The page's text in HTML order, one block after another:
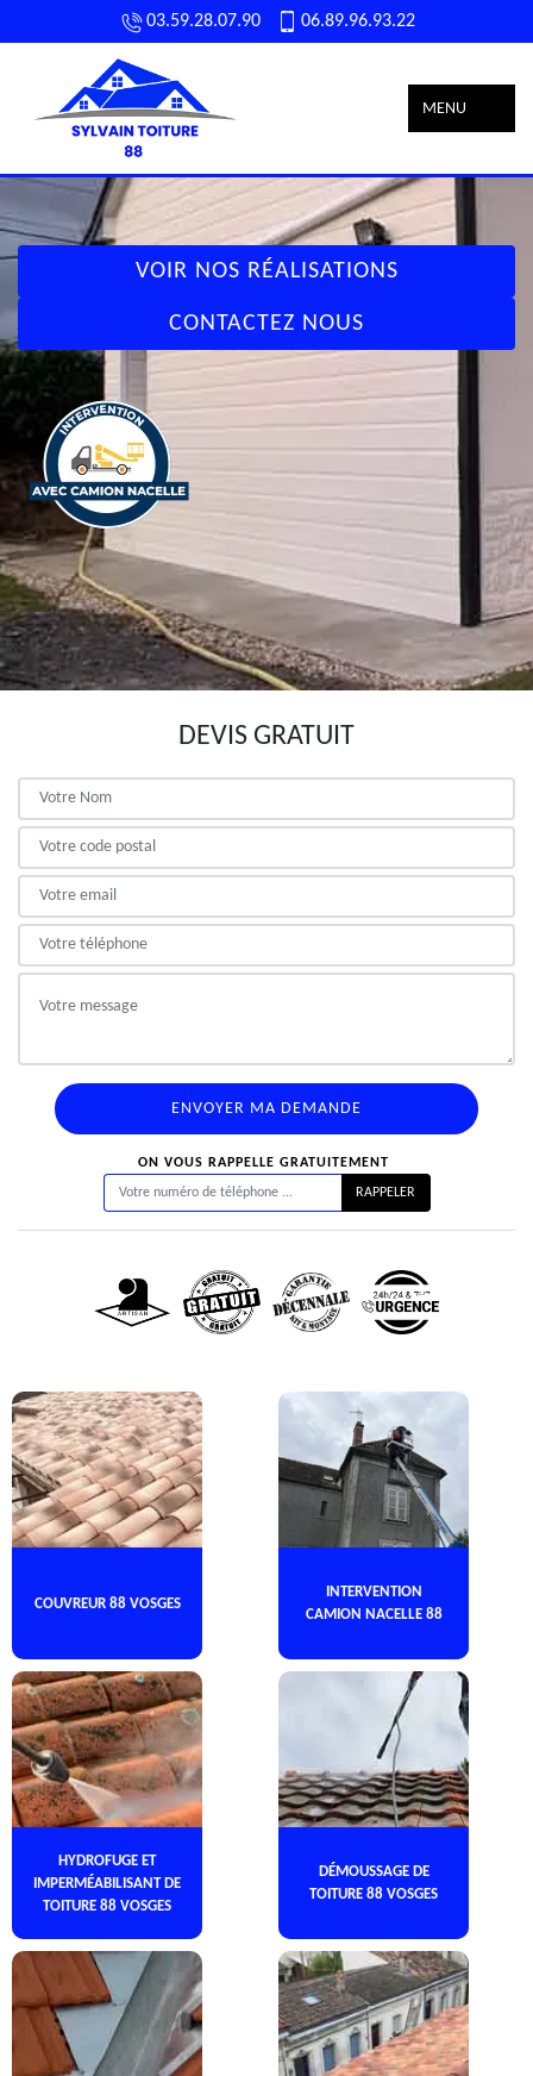
03.59.28.07.90 06.89.96.93.22
MENU
VOIR NOS RÉALISATIONS
CONTACTEZ NOUS
DEVIS GRATUIT
ON VOUS RAPPELLE GRATUITEMENT
COUVREUR 88 VOSGES
INTERVENTION
CAMION NACELLE 88
HYDROFUGE ET
IMPERMÉABILISANT DE
TOITURE 88 VOSGES
DÉMOUSSAGE DE
TOITURE 88 VOSGES